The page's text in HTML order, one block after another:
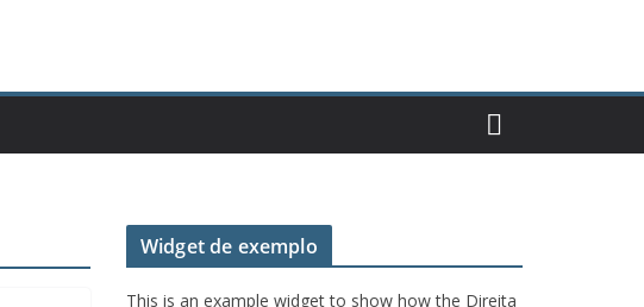
Widget de exemplo
This is an example widget to show how the Direita